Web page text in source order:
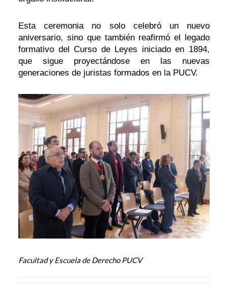
Esta ceremonia no solo celebró un nuevo
aniversario, sino que también reafirmó el legado
formativo del Curso de Leyes iniciado en 1894,
que sigue proyectándose en las nuevas
generaciones de juristas formados en la PUCV.
Facultad y Escuela de Derecho PUCV